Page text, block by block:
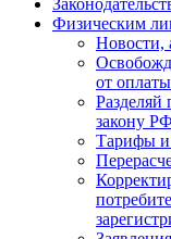
Физическим
Новости,
от
Разделяй
закону РФ
Тарифы и